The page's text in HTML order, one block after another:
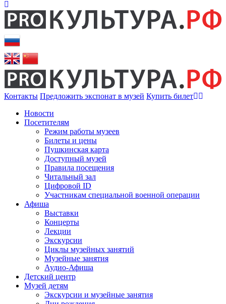
Контакты Предложить экспонат в музей Купить билет
Новости
Посетителям
Режим работы музеев
Билеты и цены
Пушкинская карта
Доступный музей
Правила посещения
Читальный зал
Цифровой ID
Участникам специальной военной операции
Афиша
Выставки
Концерты
Лекции
Экскурсии
Циклы музейных занятий
Музейные занятия
Аудио-Афиша
Детский центр
Музей детям
Экскурсии и музейные занятия